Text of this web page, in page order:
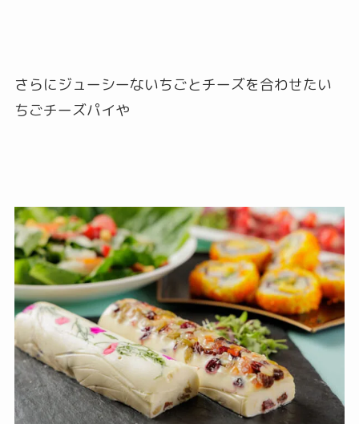
さらにジューシーないちごとチーズを合わせたい
ちごチーズパイや